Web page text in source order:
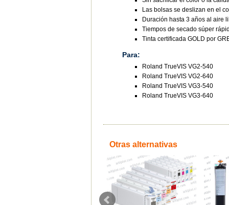
Las bolsas se deslizan en el
Duración hasta 3 años al aire
Tiempos de secado súper
Tinta certificada GOLD por
Para:
Roland TrueVIS VG2-540
Roland TrueVIS VG2-640
Roland TrueVIS VG3-540
Roland TrueVIS VG3-640
Otras alternativas